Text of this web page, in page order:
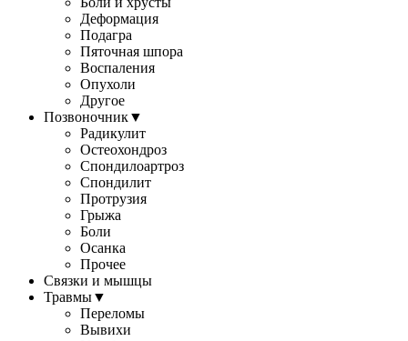
Деформация
Подагра
Пяточная шпора
Воспаления
Опухоли
Другое
Позвоночник▼
Радикулит
Остеохондроз
Спондилоартроз
Спондилит
Протрузия
Грыжа
Боли
Осанка
Прочее
Связки и мышцы
Травмы▼
Переломы
Вывихи